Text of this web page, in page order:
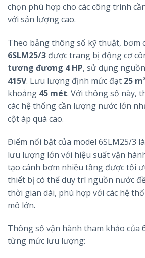
chọn phù hợp cho các công trình
với sản lượng cao.
Theo bảng thông số kỹ thuật, bơm
6SLM25/3 được trang bị động cơ
tương đương 4 HP, sử dụng
415V. Lưu lượng định mức đạt 25
khoảng 45 mét. Với thông số này,
các hệ thống cần lượng nước lớn
cột áp quá cao.
Điểm nổi bật của model 6SLM25/3
lưu lượng lớn với hiệu suất vận
tạo cánh bơm nhiều tầng được tối
thiết bị có thể duy trì nguồn nước
thời gian dài, phù hợp với các hệ
mô lớn.
Thông số vận hành tham khảo của
từng mức lưu lượng: